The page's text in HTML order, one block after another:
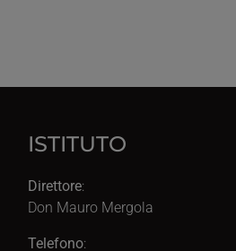
ISTITUTO
Direttore:
Don Mauro Mergola
Telefono: